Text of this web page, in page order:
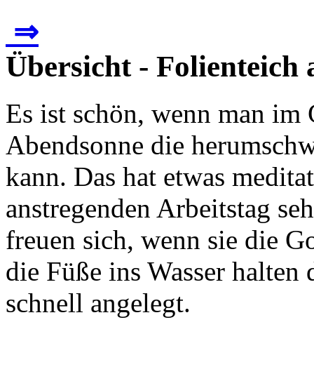
⇒
Übersicht - Folienteich
Es ist schön, wenn man im
Abendsonne die
kann. Das hat etwas
anstregenden Arbeitstag
freuen sich, wenn sie die
die Füße ins Wasser
schnell angelegt.